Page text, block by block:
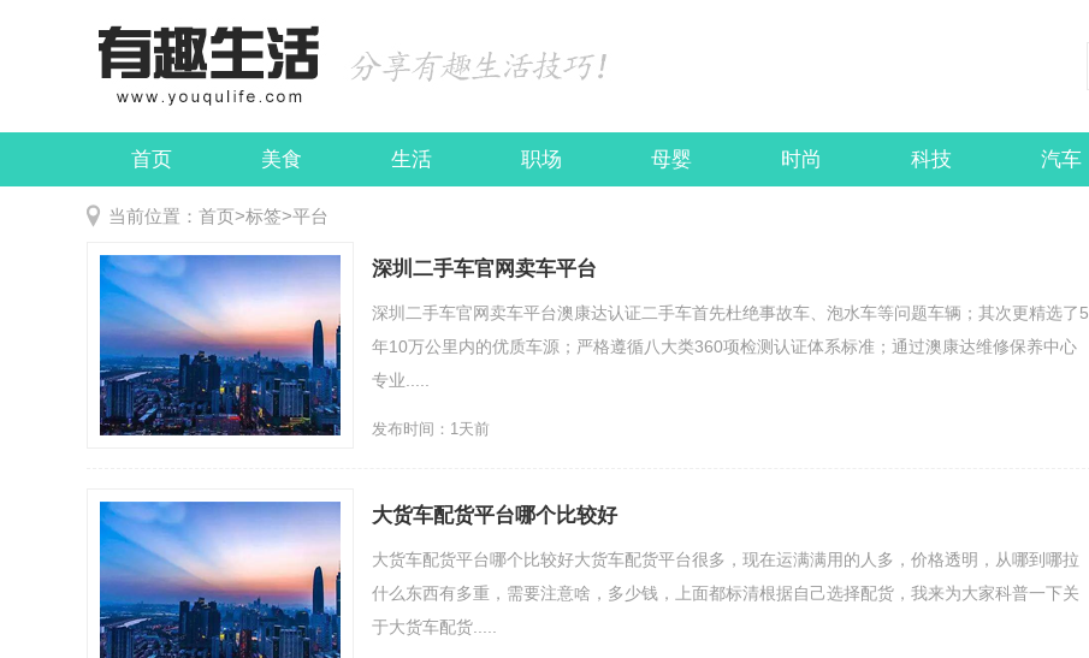
首页 美食 生活 职场 母婴 时尚 科技 汽车
娱乐 民俗
当前位置： 首页>标签>平台
深圳二手车官网卖车平台
深圳二手车官网卖车平台澳康达认证二手车首先杜绝事故车、泡水车等问题车辆；其次更精选了5
年10万公里内的优质车源；严格遵循八大类360项检测认证体系标准；通过澳康达维修保养中心
专业.....
发布时间：1天前
大货车配货平台哪个比较好
大货车配货平台哪个比较好大货车配货平台很多，现在运满满用的人多，价格透明，从哪到哪拉
什么东西有多重，需要注意啥，多少钱，上面都标清根据自己选择配货，我来为大家科普一下关
于大货车配货.....